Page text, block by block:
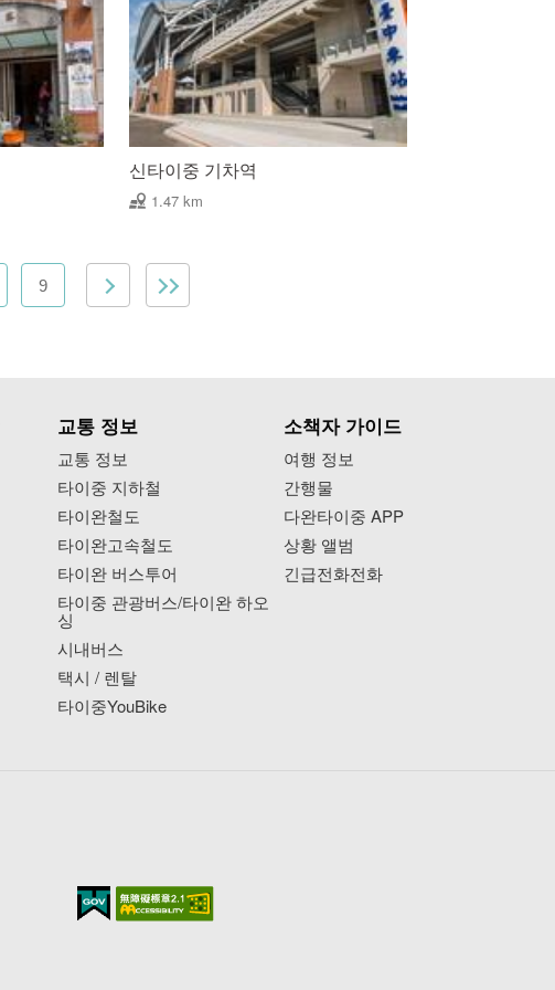
신타이중 기차역
1.47 km
9
교통 정보
교통 정보
타이중 지하철
타이완철도
타이완고속철도
타이완 버스투어
타이중 관광버스/타이완 하오
싱
시내버스
택시 / 렌탈
타이중YouBike
소책자 가이드
여행 정보
간행물
다완타이중 APP
상황 앨범
긴급전화전화